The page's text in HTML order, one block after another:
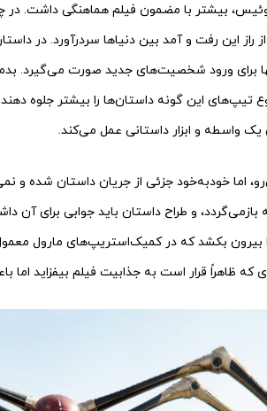
بیشتر با مضمون فیلم هماهنگی داشت.
این رفت و آمد بین دنیاها سردرآورد. در
برای ورود شخصیت‌های جدید صورت می‌گیرد.
تیپ‌های این گونه داستان‌ها را بیشتر جلوه
واسطه و ابزار داستانی عمل می‌کند.
اما خودبه‌خود جزئی از جریان داستان شده و
و طراح داستان باید جوابی برای آن
بیرون بکشد که در کمیک‌استریپ‌های مارول معمول
که ظاهراً قرار است به جذابیت فیلم بیفزاید